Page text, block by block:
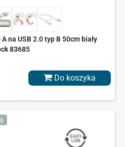
na USB 2.0 typ B 50cm biały
83685
Do koszyka